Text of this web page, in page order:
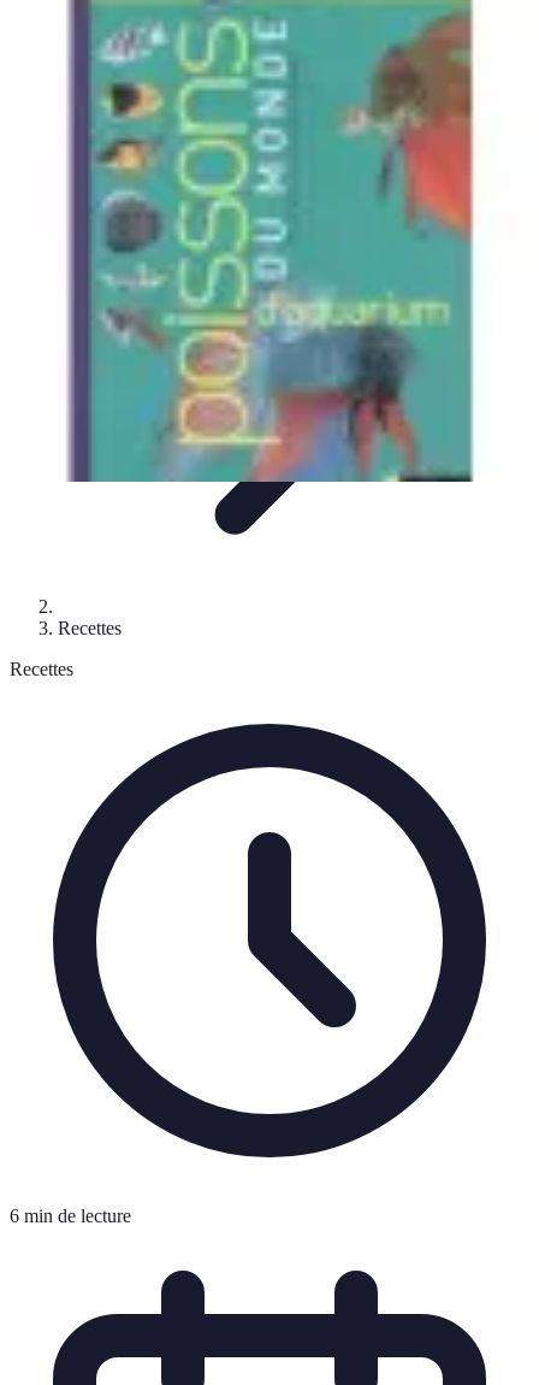
Guide d'achatAchat et SélectionAchat et conservationConseils
Recettes
Poissons Frais
Recettes
Recettes
6 min de lecture